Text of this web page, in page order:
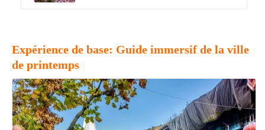
Expérience de base: Guide immersif de la ville
de printemps